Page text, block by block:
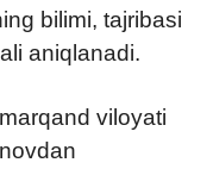
bilimi, tajribasi
aniqlanadi.
viloyati